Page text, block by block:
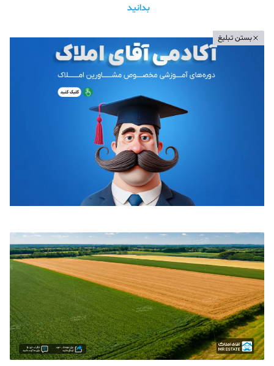
بدانید
بستن تبلیغ